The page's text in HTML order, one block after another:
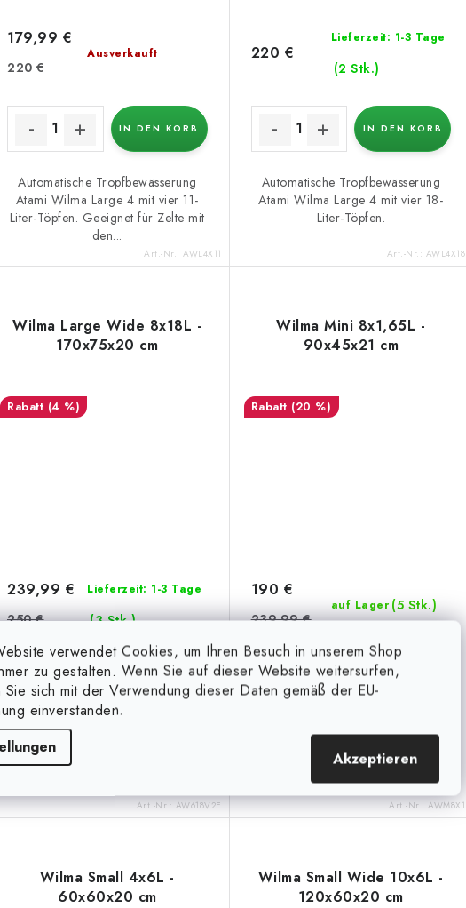
verwendet Cookies, um Ihren Besuch in unserem Shop
zu gestalten. Wenn Sie auf dieser Website weitersurfen,
Sie sich mit der Verwendung dieser Daten gemäß der EU-
einverstanden.
Akzeptieren
i
r
u
n
g
Ausverkauft
179,99 €
220 €
IN DEN KORB
Automatische Tropfbewässerung
Atami Wilma Large 4 mit vier 11-
Liter-Töpfen. Geeignet für Zelte mit
den...
Art.-Nr.:AWL4X11
Lieferzeit: 1-3 Tage
(2 Stk.)
220 €
IN DEN KORB
Automatische Tropfbewässerung
Atami Wilma Large 4 mit vier 18-
Liter-Töpfen.
Art.-Nr.: AWL4X18
Wilma Large Wide 8x18L -
170x75x20 cm
(4 %)
Lieferzeit: 1-3 Tage
(3 Stk.)
239,99 €
250 €
IN DEN KORB
Nutriculture Wilma Large Wide 8
Tropfbewässerungssystem mit acht
Art.-Nr.: AW618V2E
Wilma Mini 8x1,65L -
90x45x21 cm
(20 %)
auf Lager (5 Stk.)
190 €
239,99 €
IN DEN KORB
Atami Wilma Mini 8 Automatisches
Tropfbewässerungssystem mit acht
1,65-Liter-Töpfen. Tankinhalt 50
Liter.
Art.-Nr.:AWM8X1
Wilma Small 4x6L -
60x60x20 cm
Wilma Small Wide 10x6L -
120x60x20 cm